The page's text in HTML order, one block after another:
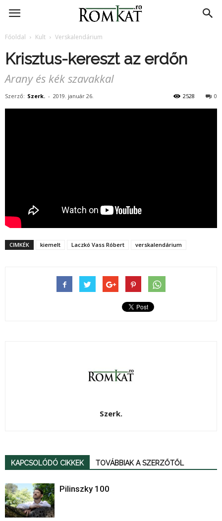
RomKat.ro
Főoldal Kult Verskalendárium
Krisztus-kereszt az erdőn
Arany és kék szavakkal
Szerző: Szerk. - 2019. január 26. 0
2528
CIMKÉK kiemelt Laczkó Vass Róbert verskalendárium
Szerk.
KAPCSOLÓDÓ CIKKEK TOVÁBBIAK A SZERZŐTŐL
Pilinszky 100